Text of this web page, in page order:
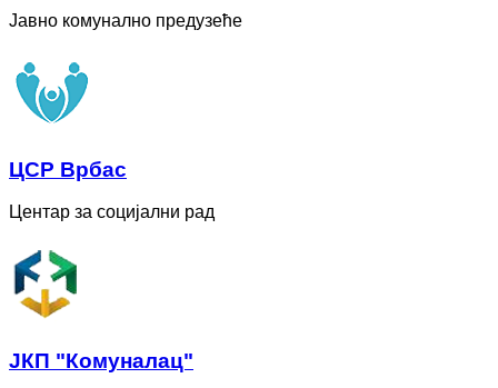
Јавно комунално предузеће
ЦСР Врбас
Центар за социјални рад
ЈКП "Комуналац"